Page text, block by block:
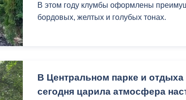
В этом году клумбы оформлены
бордовых, желтых и голубых тонах.
В Центральном парке и отдыха
сегодня царила атмосфера